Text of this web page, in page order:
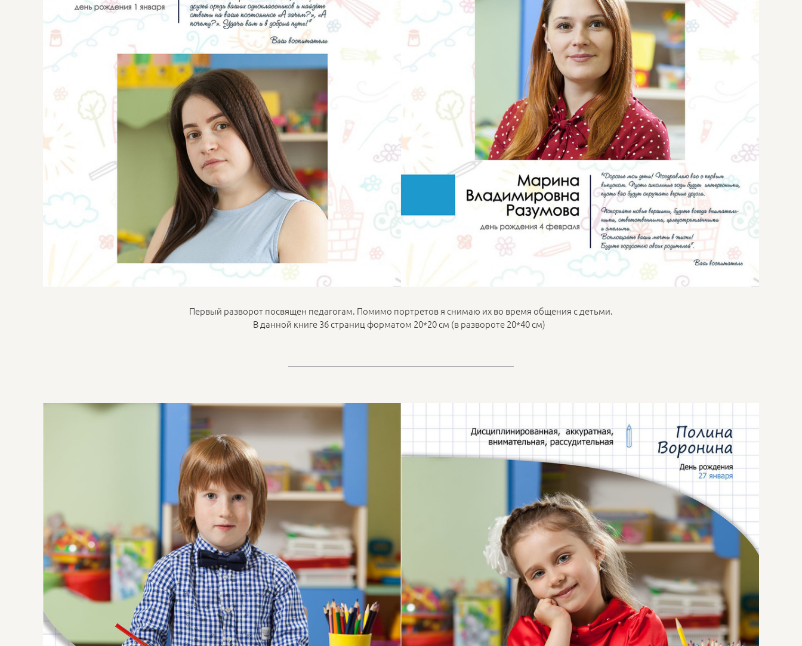
Первый разворот посвящен педагогам. Помимо портретов я снимаю их во время общения с детьми.
В данной книге 36 страниц форматом 20*20 см (в развороте 20*40 см)